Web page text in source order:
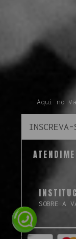
Aqui no
SOBRE A